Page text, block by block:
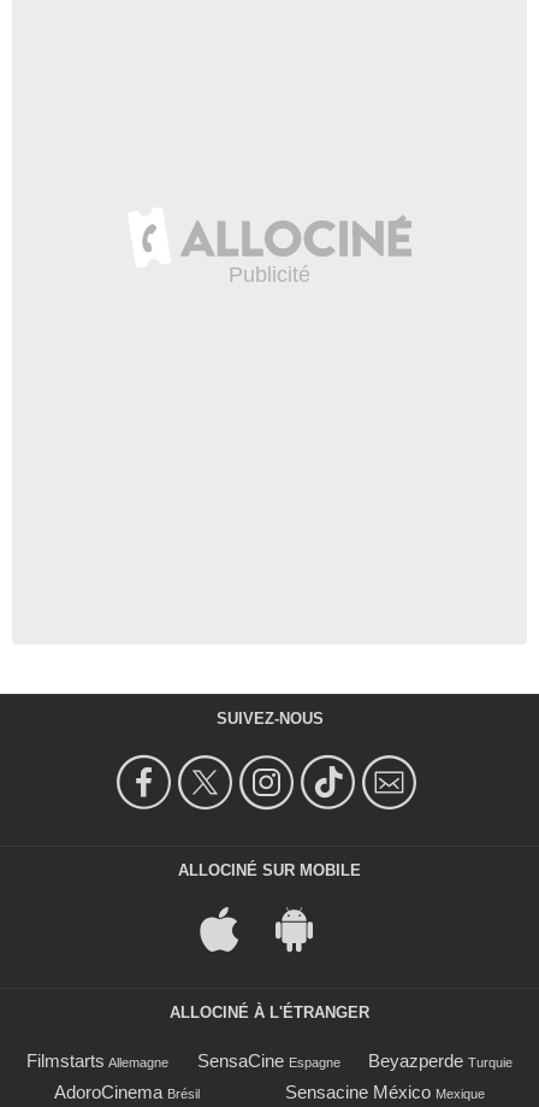
SUIVEZ-NOUS
ALLOCINÉ SUR MOBILE
ALLOCINÉ À L'ÉTRANGER
Filmstarts Allemagne SensaCine Espagne Beyazperde Turquie
AdoroCinema Brésil Sensacine México Mexique